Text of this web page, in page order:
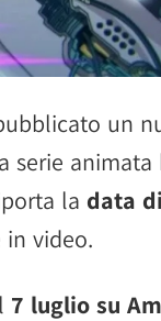
un
serie
la data
in video.
7 luglio su